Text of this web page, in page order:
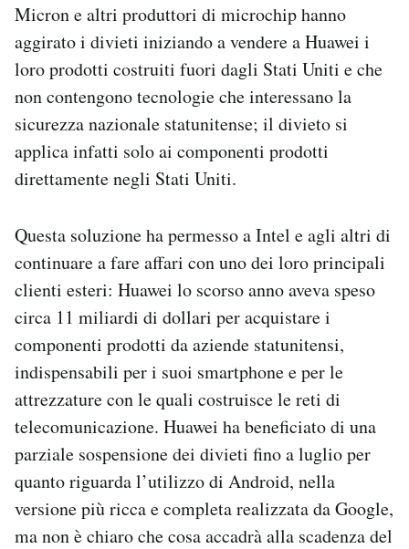
Hai bisogno di aiuto?
Esci
Micron e altri produttori di microchip hanno
aggirato i divieti iniziando a vendere a Huawei i
loro prodotti costruiti fuori dagli Stati Uniti e che
non contengono tecnologie che interessano la
sicurezza nazionale statunitense; il divieto si
applica infatti solo ai componenti prodotti
direttamente negli Stati Uniti.
Questa soluzione ha permesso a Intel e agli altri di
continuare a fare affari con uno dei loro principali
clienti esteri: Huawei lo scorso anno aveva speso
circa 11 miliardi di dollari per acquistare i
componenti prodotti da aziende statunitensi,
indispensabili per i suoi smartphone e per le
attrezzature con le quali costruisce le reti di
telecomunicazione. Huawei ha beneficiato di una
parziale sospensione dei divieti fino a luglio per
quanto riguarda l’utilizzo di Android, nella
versione più ricca e completa realizzata da Google,
ma non è chiaro che cosa accadrà alla scadenza del